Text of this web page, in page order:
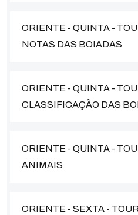
ORIENTE - QUINTA -
NOTAS DAS BOIADAS
ORIENTE - QUINTA -
CLASSIFICAÇÃO DAS
ORIENTE - QUINTA -
ANIMAIS
ORIENTE - SEXTA -